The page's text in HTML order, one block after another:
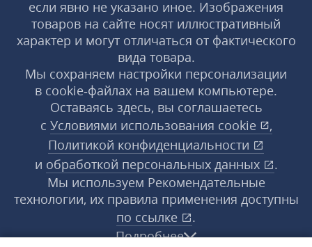
если явно не указано иное. Изображения
товаров на сайте носят иллюстративный
характер и могут отличаться от фактического
вида товара.
Мы сохраняем настройки персонализации
в cookie‑файлах на вашем компьютере.
Оставаясь здесь, вы соглашаетесь
с Условиями использования cookie
,
Политикой конфиденциальности
и обработкой персональных данных
.
Мы используем Рекомендательные
технологии, их правила применения доступны
по ссылке
.
Подробнее